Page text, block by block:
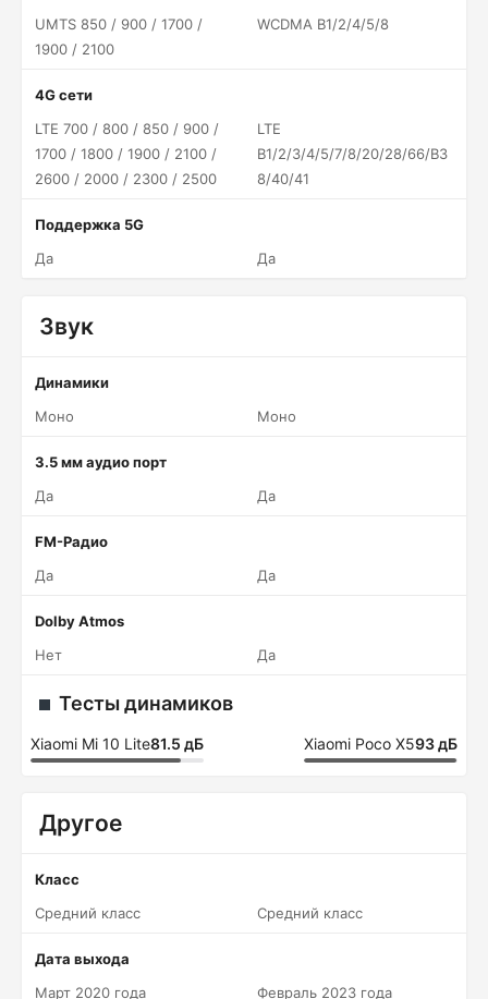
UMTS 850 / 900 / 1700 /
1900 / 2100
WCDMA B1/2/4/5/8
4G сети
LTE 700 / 800 / 850 / 900 /
1700 / 1800 / 1900 / 2100 /
2600 / 2000 / 2300 / 2500
LTE
B1/2/3/4/5/7/8/20/28/66/B3
8/40/41
Поддержка 5G
Да
Да
Звук
Динамики
Моно
Моно
3.5 мм аудио порт
Да
Да
FM-Радио
Да
Да
Dolby Atmos
Нет
Да
Тесты динамиков
Xiaomi Mi 10 Lite81.5 дБ Xiaomi Poco X593 дБ
Другое
Класс
Средний класс
Средний класс
Дата выхода
Март 2020 года
Февраль 2023 года